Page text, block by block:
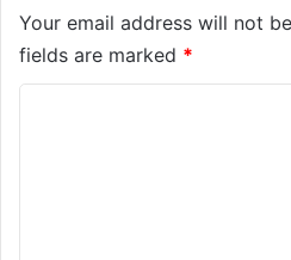
Your email address will not
fields are marked *